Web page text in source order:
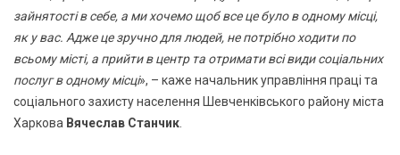
зайнятості в себе, а ми хочемо щоб все це було в одному місці,
як у вас. Адже це зручно для людей, не потрібно ходити по
всьому місті, а прийти в центр та отримати всі види соціальних
послуг в одному місці», – каже начальник управління праці та
соціального захисту населення Шевченківського району міста
Харкова Вячеслав Станчик